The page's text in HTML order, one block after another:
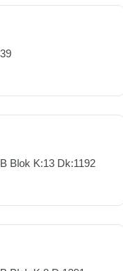
Blok K:13 Dk:1192